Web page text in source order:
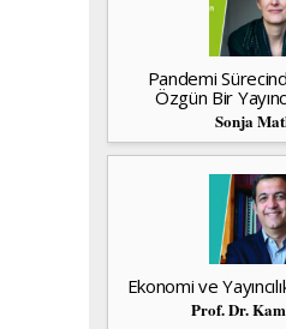
Pandemi
Özgün Bir
Sonja
Ekonomi ve
Prof. Dr.